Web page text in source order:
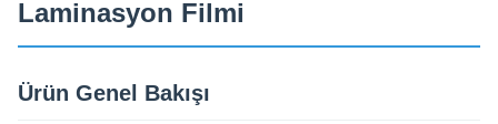
Laminasyon Filmi
Ürün Genel Bakışı